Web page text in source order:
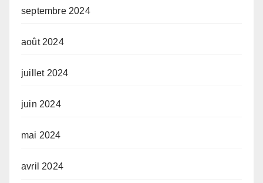
septembre 2024
août 2024
juillet 2024
juin 2024
mai 2024
avril 2024